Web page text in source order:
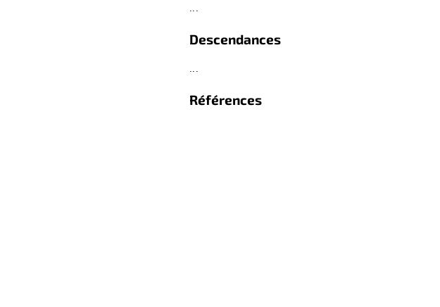
Descendances
Références